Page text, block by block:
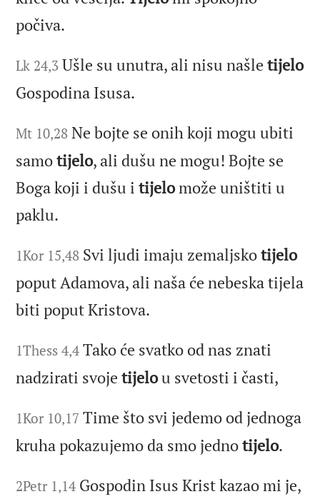
počiva.
Lk 24,3 Ušle su unutra, ali nisu našletijelo
Gospodina Isusa.
Mt 10,28 Ne bojte se onih koji mogu ubiti
samotijelo, ali dušu ne mogu! Bojte se
Boga koji i dušu itijelomože uništiti u
paklu.
1Kor 15,48 Svi ljudi imaju zemaljskotijelo
poput Adamova, ali naša će nebeska tijela
biti poput Kristova.
1Thess 4,4 Tako će svatko od nas znati
nadzirati svojetijelou svetosti i časti,
1Kor 10,17 Time što svi jedemo od jednoga
kruha pokazujemo da smo jednotijelo.
2Petr 1,14 Gospodin Isus Krist kazao mi je,